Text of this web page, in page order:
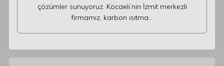
çözümler sunuyoruz. Kocaeli’nin İzmit merkezli
firmamız, karbon ısıtma…